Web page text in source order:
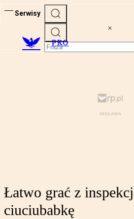
Serwisy
PRO
Łatwo grać z
ciuciubabkę